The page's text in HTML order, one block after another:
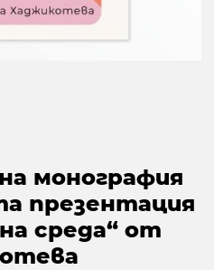
монография
презентация
среда“ от